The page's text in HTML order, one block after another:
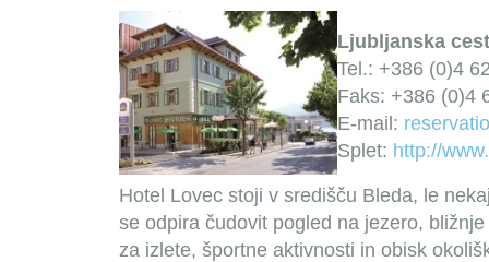
Ljubljanska
Tel.: +386 (0)4
Faks: +386 (0)4
E-mail:
Splet: http://
Hotel Lovec stoji v središču Bleda, le
se odpira čudovit pogled na jezero,
za izlete, športne aktivnosti in obisk